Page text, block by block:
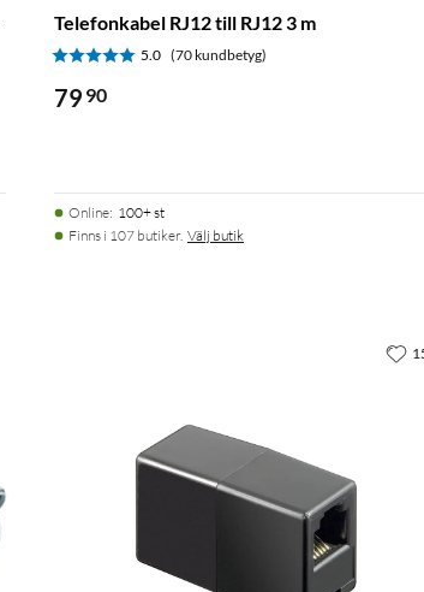
Telefonkabel RJ12 till RJ12 3 m
5.0 (70 kundbetyg)
79 90
Online: 100+ st
Finns i 107 butiker. Välj butik